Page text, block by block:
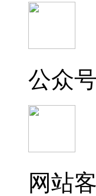
公众号
网站